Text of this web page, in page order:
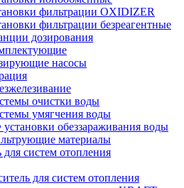
фильтрации OXIDIZER
фильтрации безреагентные
дозирования
насосы
очистки воды
умягчения воды
обеззараживания воды
материалы
для систем отопления
для систем отопления